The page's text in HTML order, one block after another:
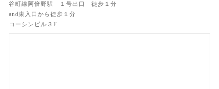
谷町線阿倍野駅 １号出口 徒歩１分
and東入口から徒歩１分
コーシンビル３F